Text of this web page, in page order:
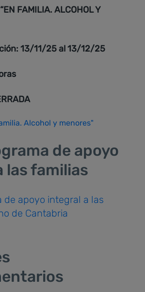
FAMILIA. ALCOHOL Y
13/11/25 al 13/12/25
Alcohol y menores"
de apoyo
las familias
de apoyo integral a las
de Cantabria